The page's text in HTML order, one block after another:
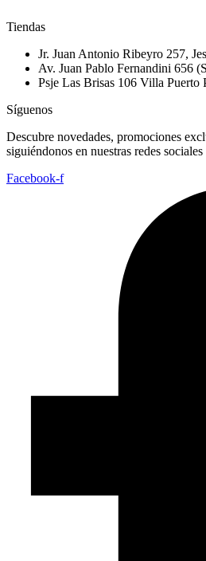
Tiendas
Jr. Juan Antonio Ribeyro 257,
Av. Juan Pablo Fernandini 656
Psje Las Brisas 106 Villa Puerto
Síguenos
Descubre novedades, promociones
siguiéndonos en nuestras redes sociales
Facebook-f